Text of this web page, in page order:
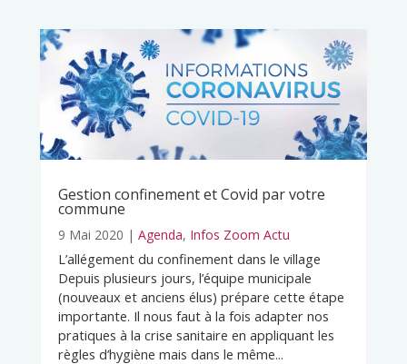
Gestion confinement et Covid par votre
commune
9 Mai 2020 | Agenda, Infos Zoom Actu
L’allégement du confinement dans le village
Depuis plusieurs jours, l’équipe municipale
(nouveaux et anciens élus) prépare cette étape
importante. Il nous faut à la fois adapter nos
pratiques à la crise sanitaire en appliquant les
règles d’hygiène mais dans le même...